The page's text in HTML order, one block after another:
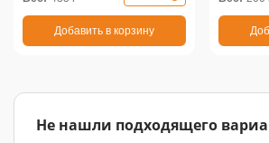
Добавить в корзину
Не нашли подходящего